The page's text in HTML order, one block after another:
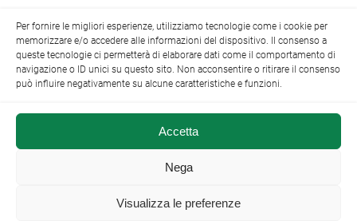
+39 080 4979274|info@nocigazzettino.it Contatti|
Archivio
NOCI gazzettino.it ©2014 •
Per fornire le migliori esperienze, utilizziamo tecnologie come i cookie per
memorizzare e/o accedere alle informazioni del dispositivo. Il consenso a
queste tecnologie ci permetterà di elaborare dati come il comportamento di
navigazione o ID unici su questo sito. Non acconsentire o ritirare il consenso
può influire negativamente su alcune caratteristiche e funzioni.
Accetta
Nega
Visualizza le preferenze